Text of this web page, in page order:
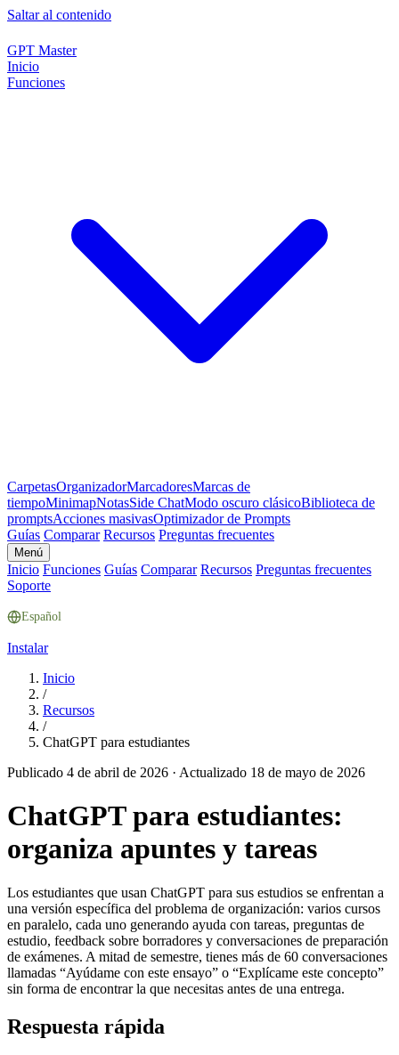
Saltar al contenido
GPT Master
Inicio
Funciones
CarpetasOrganizadorMarcadoresMarcas de
tiempoMinimapNotasSide ChatModo oscuro clásicoBiblioteca de
promptsAcciones masivasOptimizador de Prompts
Guías Comparar Recursos Preguntas frecuentes
Menú
Inicio Funciones Guías Comparar Recursos Preguntas frecuentes
Soporte
Español
Instalar
Inicio
/
Recursos
/
ChatGPT para estudiantes
Publicado 4 de abril de 2026 · Actualizado 18 de mayo de 2026
ChatGPT para estudiantes:
organiza apuntes y tareas
Los estudiantes que usan ChatGPT para sus estudios se enfrentan a
una versión específica del problema de organización: varios cursos
en paralelo, cada uno generando ayuda con tareas, preguntas de
estudio, feedback sobre borradores y conversaciones de preparación
de exámenes. A mitad de semestre, tienes más de 60 conversaciones
llamadas “Ayúdame con este ensayo” o “Explícame este concepto”
sin forma de encontrar la que necesitas antes de una entrega.
Respuesta rápida